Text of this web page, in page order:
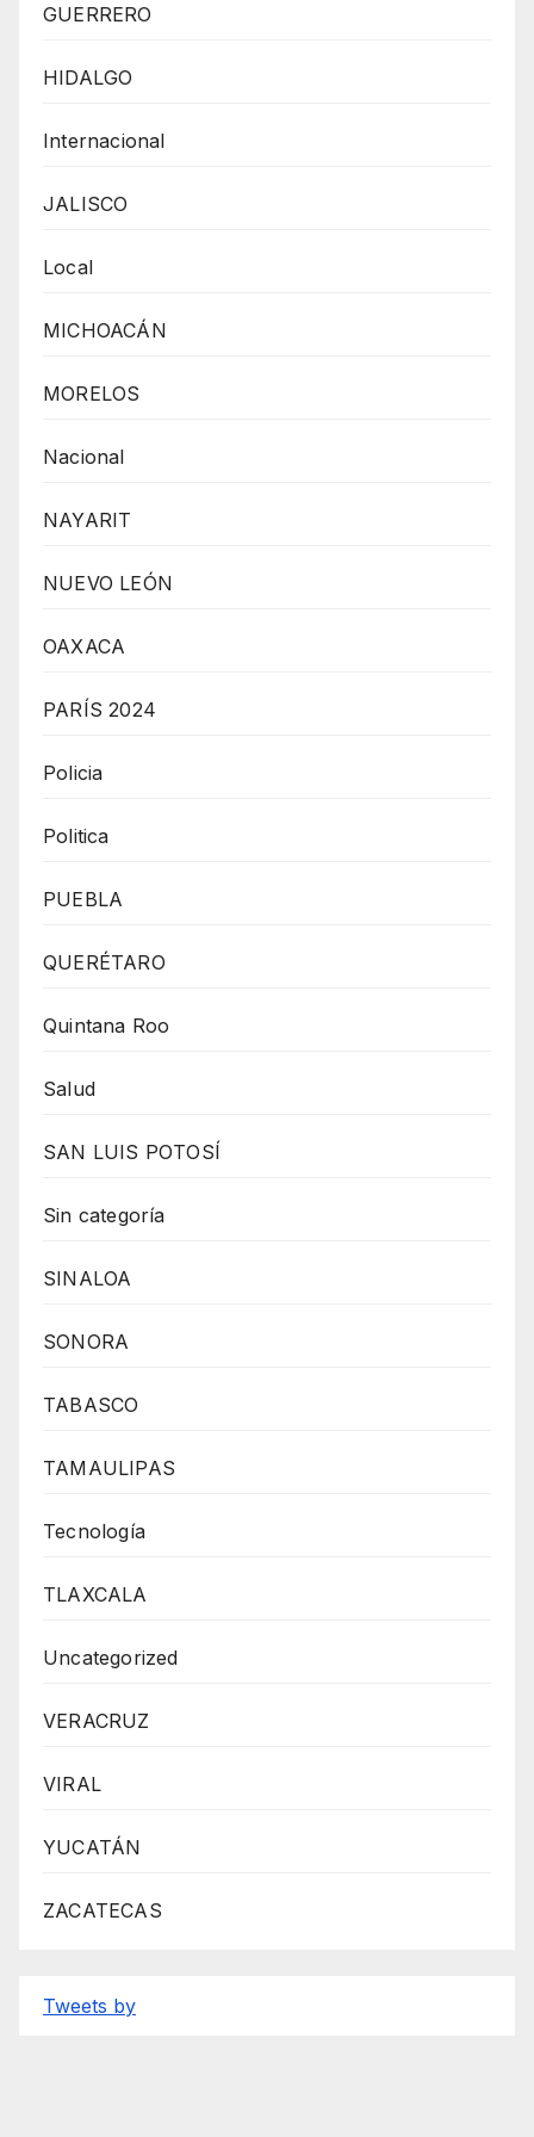
GUERRERO
HIDALGO
Internacional
JALISCO
Local
MICHOACÁN
MORELOS
Nacional
NAYARIT
NUEVO LEÓN
OAXACA
PARÍS 2024
Policia
Politica
PUEBLA
QUERÉTARO
Quintana Roo
Salud
SAN LUIS POTOSÍ
Sin categoría
SINALOA
SONORA
TABASCO
TAMAULIPAS
Tecnología
TLAXCALA
Uncategorized
VERACRUZ
VIRAL
YUCATÁN
ZACATECAS
Tweets by